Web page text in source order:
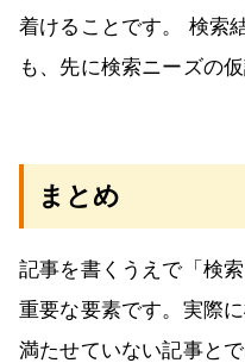
着けることです。 検索
も、先に検索ニーズの
まとめ
記事を書くうえで「検
重要な要素です。実際
満たせていない記事と